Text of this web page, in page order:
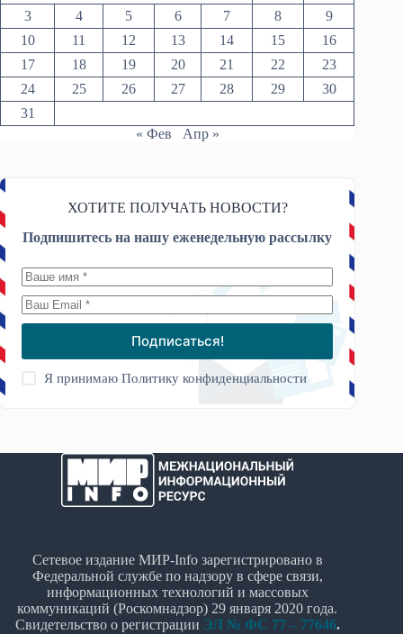
3
4 5 6 7 8
9
10
11 12 13 14 15
16
17
18 19 20 21 22
23
24
25 26 27 28 29
30
31
« Фев
Апр »
ХОТИТЕ ПОЛУЧАТЬ НОВОСТИ?
Подпишитесь на нашу еженедельную рассылку
Подписаться!
Я принимаюПолитику конфиденциальности
Сетевое издание МИР-Info зарегистрировано в
Федеральной службе по надзору в сфере связи,
информационных технологий и массовых
коммуникаций (Роскомнадзор) 29 января 2020 года.
Свидетельство о регистрации ЭЛ № ФС 77 – 77646.